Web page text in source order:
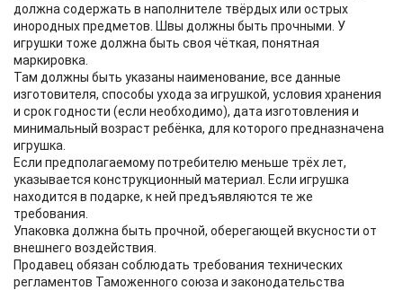
должна содержать в наполнителе твёрдых или острых
инородных предметов. Швы должны быть прочными. У
игрушки тоже должна быть своя чёткая, понятная
маркировка.
Там должны быть указаны наименование, все данные
изготовителя, способы ухода за игрушкой, условия хранения
и срок годности (если необходимо), дата изготовления и
минимальный возраст ребёнка, для которого предназначена
игрушка.
Если предполагаемому потребителю меньше трёх лет,
указывается конструкционный материал. Если игрушка
находится в подарке, к ней предъявляются те же
требования.
Упаковка должна быть прочной, оберегающей вкусности от
внешнего воздействия.
Продавец обязан соблюдать требования технических
регламентов Таможенного союза и законодательства